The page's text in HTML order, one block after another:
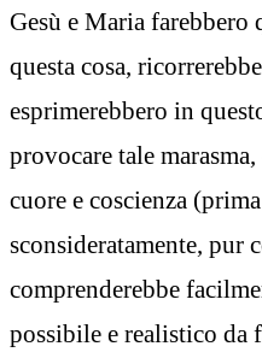
Gesù e Maria farebbero
questa cosa,
esprimerebbero in
provocare tale
cuore e coscienza
sconsideratamente, pur
comprenderebbe
possibile e realistico da